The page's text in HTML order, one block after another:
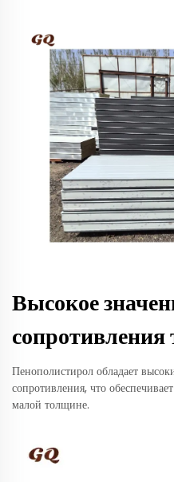
Высокое
сопротивления
Пенополистирол обладает
сопротивления, что
малой толщине.